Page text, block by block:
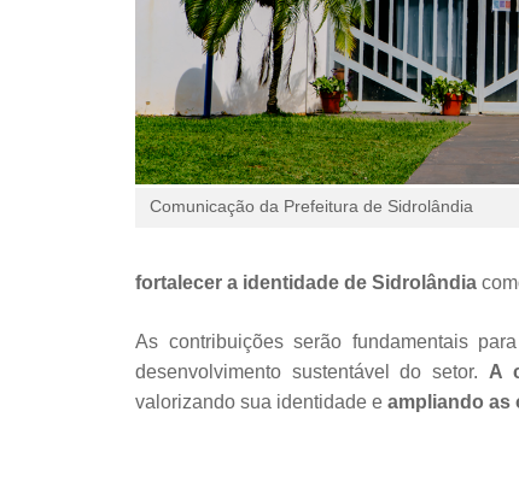
Comunicação da Prefeitura de Sidrolândia
fortalecer a identidade de Sidrolândia
As contribuições serão fundamentais
desenvolvimento sustentável do setor. A
valorizando sua identidade e ampliando as